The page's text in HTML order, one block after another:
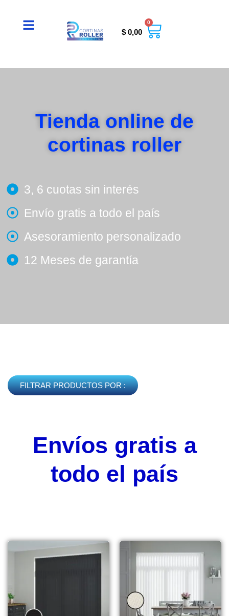
$ 0,00
0 Cart
Tienda online de
cortinas roller
3, 6 cuotas sin interés
Envío gratis a todo el país
Asesoramiento personalizado
12 Meses de garantía
FILTRAR PRODUCTOS POR :
Envíos gratis a
todo el país